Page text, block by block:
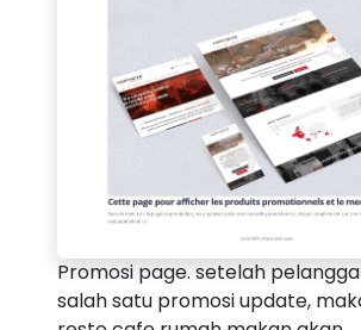
Promosi page. setelah
salah satu promosi update,